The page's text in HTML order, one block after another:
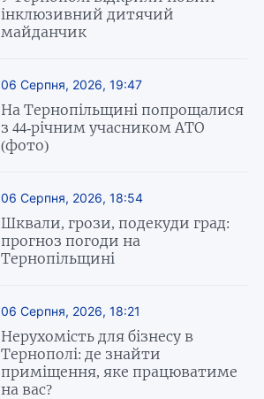
інклюзивний дитячий
майданчик
06 Серпня, 2026, 19:47
На Тернопільщині попрощалися
з 44-річним учасником АТО
(фото)
06 Серпня, 2026, 18:54
Шквали, грози, подекуди град:
прогноз погоди на
Тернопільщині
06 Серпня, 2026, 18:21
Нерухомість для бізнесу в
Тернополі: де знайти
приміщення, яке працюватиме
на вас?